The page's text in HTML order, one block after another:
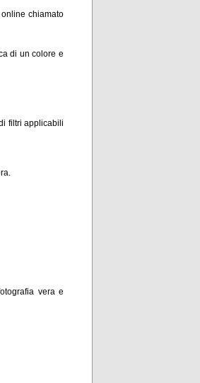
chiamato
di un colore e
filtri applicabili
vera e